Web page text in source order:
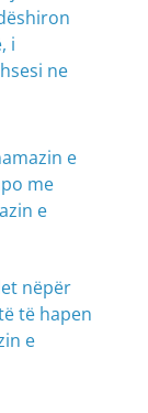
i
ne
e
me
e
nëpër
të hapen
e